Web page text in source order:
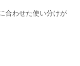
合わせた使い分けが